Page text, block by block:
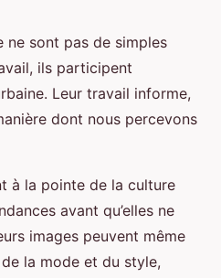
ne sont pas de simples
ils participent
Leur travail informe,
dont nous percevons
à la pointe de la culture
avant qu’elles ne
images peuvent même
la mode et du style,